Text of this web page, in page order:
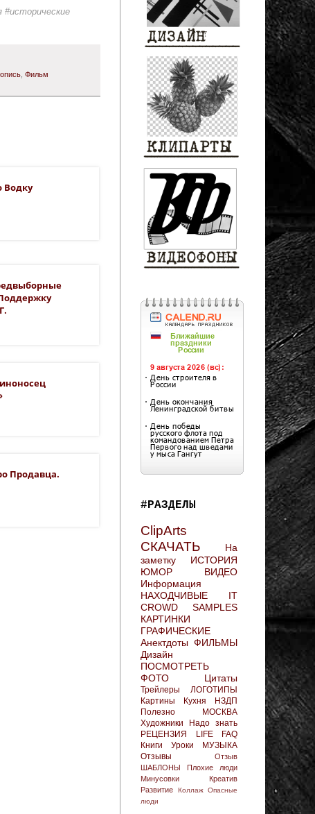
Фильм
Водку
Продавца.
#РАЗДЕЛЫ
ClipArts
СКАЧАТЬ
На
заметку
ИСТОРИЯ
ЮМОР
ВИДЕО
Информация
НАХОДЧИВЫЕ
IT
CROWD
SAMPLES
КАРТИНКИ
ГРАФИЧЕСКИЕ
Анектдоты ФИЛЬМЫ
Дизайн
ПОСМОТРЕТЬ
ФОТО
Цитаты
Трейлеры
ЛОГОТИПЫ
Картины
Кухня
НЗДП
Полезно
МОСКВА
Художники
Надо знать
РЕЦЕНЗИЯ
LIFE FAQ
Книги
Уроки
МУЗЫКА
Отзывы
Отзыв
ШАБЛОНЫ
Плохие люди
Минусовки
Креатив
Развитие
Коллаж Опасные
люди